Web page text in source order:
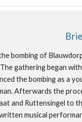
bombing of
gathering began
the bombing as a
Afterwards the
and Ruttensingel to
musical